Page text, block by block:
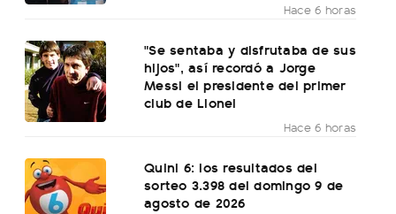
Hace 6 horas
"Se sentaba y disfrutaba de sus
hijos", así recordó a Jorge
Messi el presidente del primer
club de Lionel
Hace 6 horas
Quini 6: los resultados del
sorteo 3.398 del domingo 9 de
agosto de 2026